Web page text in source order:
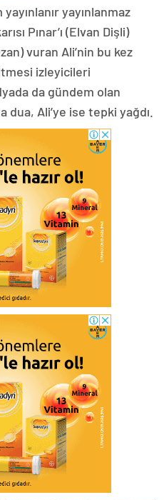
yayınlanmaz
Pınar’ı (Elvan Dişli)
vuran Ali’nin bu kez
izleyicileri
da gündem olan
dua, Ali’ye ise tepki yağdı.